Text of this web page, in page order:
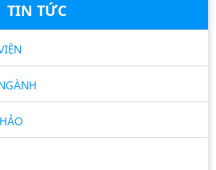
TIN TỨC